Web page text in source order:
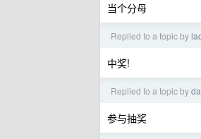
当个分母
Replied to a topic by
中奖!
Replied to a topic by
参与抽奖